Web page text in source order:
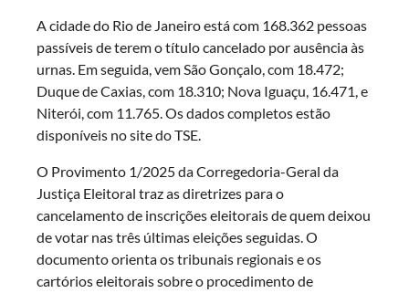
A cidade do Rio de Janeiro está com 168.362 pessoas
passíveis de terem o título cancelado por ausência às
urnas. Em seguida, vem São Gonçalo, com 18.472;
Duque de Caxias, com 18.310; Nova Iguaçu, 16.471, e
Niterói, com 11.765. Os dados completos estão
disponíveis no site do TSE.
O Provimento 1/2025 da Corregedoria-Geral da
Justiça Eleitoral traz as diretrizes para o
cancelamento de inscrições eleitorais de quem deixou
de votar nas três últimas eleições seguidas. O
documento orienta os tribunais regionais e os
cartórios eleitorais sobre o procedimento de